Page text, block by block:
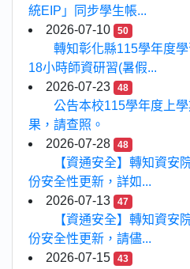
統EIP」同步學生帳...
2026-07-10
50
轉知彰化縣115學年度
18小時師資研習(暑假...
2026-07-23
48
公告本校115學年度上
果，請查照。
2026-07-28
48
【資通安全】轉知資安
份安全性更新，詳如...
2026-07-13
47
【資通安全】轉知資安
份安全性更新，請儘...
2026-07-15
43